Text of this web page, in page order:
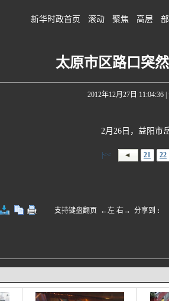
新华时政首页 滚动 聚焦 高层
太原市区路口突
2012年12月27日 11:04:36|
2月26日，益阳市岳
|<< 21 22
支持键盘翻页 ←左 右→ 分享到 :